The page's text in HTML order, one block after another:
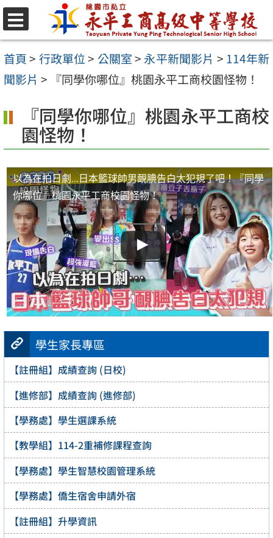
跳
至
主
要
容
首頁> 行政單位> 公關室> 永平新聞影片 > 114年新
聞影片 > 『同學你哪位』桃園永平工商校園怪物！
學生家長專區
【註冊組】成績查詢 (日校)
【進修部】成績查詢 (進修部)
【學務處】學生選課系統
【教學組】114-2重補修課程查詢
【學務處】學生智慧校園管理系統
【學務處】僑生宿舍申請外宿
【註冊組】升學資訊
『同學你哪位』桃園永平工商校
園怪物！
以為在拍日劇...日本籃球帥男靦腆告白太犯規了吧！『同學
你哪位』桃園永平工商校園怪物！
選
單